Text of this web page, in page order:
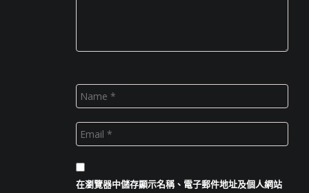
在瀏覽器中儲存顯示名稱、電子郵件地址及個人網站